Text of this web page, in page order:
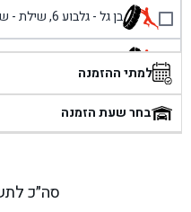
בן גל - גלבוע 6, שילת - שילת
בן גל - פוריידיס, כניסה
בן גל - שכונת אזור
בן גל - דרך השבעה 20, אזור - אזור
למתי ההזמנה
בחר שעת הזמנה
סה״כ